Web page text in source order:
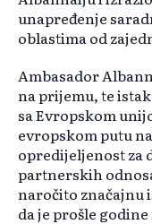
unapređenje
oblastima od
Ambasador
na prijemu, te
sa Evropskom
evropskom putu
opredijeljenost za
partnerskih
naročito značajnu
da je prošle